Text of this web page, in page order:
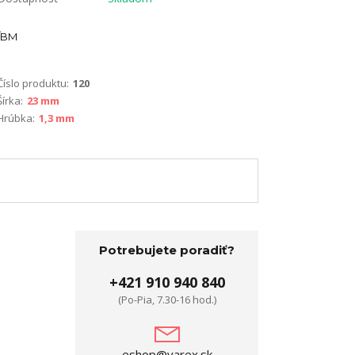
BM
produktu: 120
23 mm
1,3 mm
Potrebujete poradiť?
+421 910 940 840
(Po-Pia, 7.30-16 hod.)